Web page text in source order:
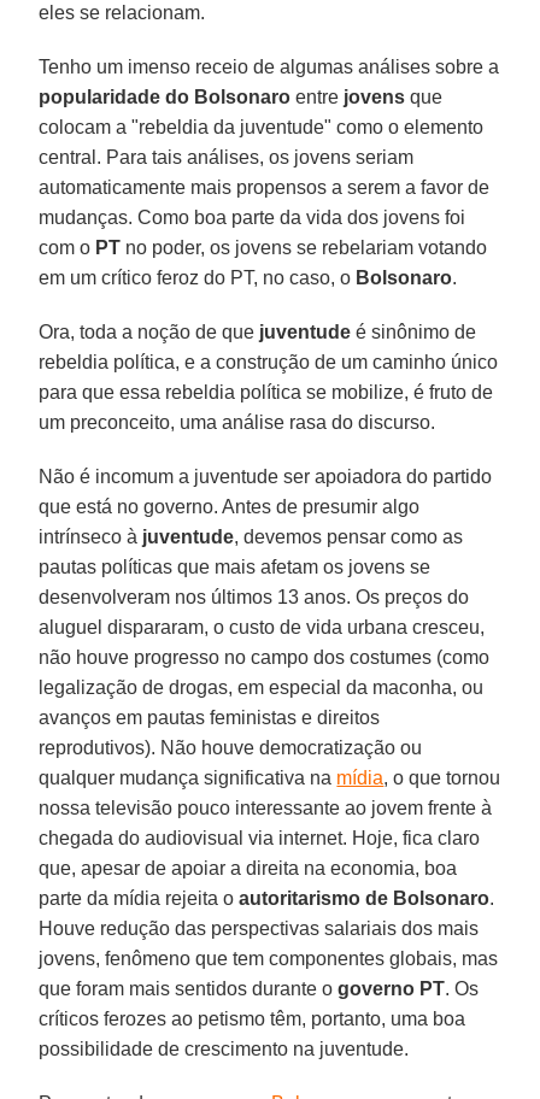
eles se relacionam.
Tenho um imenso receio de algumas análises sobre a
popularidade do Bolsonaro entre jovens que
colocam a "rebeldia da juventude" como o elemento
central. Para tais análises, os jovens seriam
automaticamente mais propensos a serem a favor de
mudanças. Como boa parte da vida dos jovens foi
com o PT no poder, os jovens se rebelariam votando
em um crítico feroz do PT, no caso, o Bolsonaro.
Ora, toda a noção de que juventude é sinônimo de
rebeldia política, e a construção de um caminho único
para que essa rebeldia política se mobilize, é fruto de
um preconceito, uma análise rasa do discurso.
Não é incomum a juventude ser apoiadora do partido
que está no governo. Antes de presumir algo
intrínseco à juventude, devemos pensar como as
pautas políticas que mais afetam os jovens se
desenvolveram nos últimos 13 anos. Os preços do
aluguel dispararam, o custo de vida urbana cresceu,
não houve progresso no campo dos costumes (como
legalização de drogas, em especial da maconha, ou
avanços em pautas feministas e direitos
reprodutivos). Não houve democratização ou
qualquer mudança significativa na mídia, o que tornou
nossa televisão pouco interessante ao jovem frente à
chegada do audiovisual via internet. Hoje, fica claro
que, apesar de apoiar a direita na economia, boa
parte da mídia rejeita oautoritarismo de Bolsonaro.
Houve redução das perspectivas salariais dos mais
jovens, fenômeno que tem componentes globais, mas
que foram mais sentidos durante ogoverno PT. Os
críticos ferozes ao petismo têm, portanto, uma boa
possibilidade de crescimento na juventude.